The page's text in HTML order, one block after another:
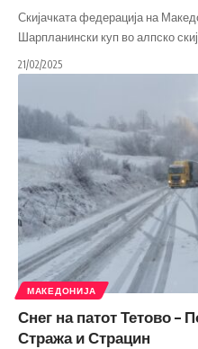
Скијачката федерација на
Шарпланински куп во алпско
21/02/2025
МАКЕДОНИЈА
Снег на патот Тетово –
Стража и Страцин